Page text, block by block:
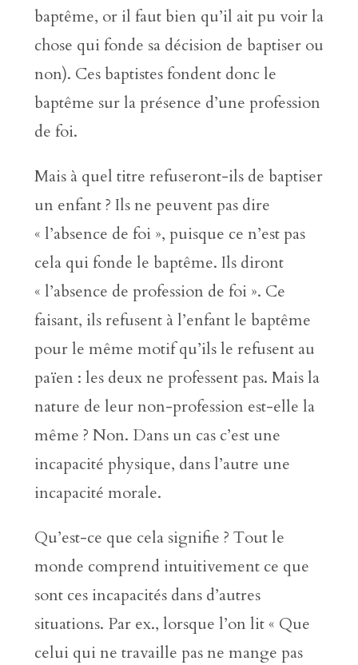
baptême, or il faut bien qu’il ait pu voir la
chose qui fonde sa décision de baptiser ou
non). Ces baptistes fondent donc le
baptême sur la présence d’une profession
de foi.
Mais à quel titre refuseront-ils de baptiser
un enfant ? Ils ne peuvent pas dire
« l’absence de foi », puisque ce n’est pas
cela qui fonde le baptême. Ils diront
« l’absence de profession de foi ». Ce
faisant, ils refusent à l’enfant le baptême
pour le même motif qu’ils le refusent au
païen : les deux ne professent pas. Mais la
nature de leur non-profession est-elle la
même ? Non. Dans un cas c’est une
incapacité physique, dans l’autre une
incapacité morale.
Qu’est-ce que cela signifie ? Tout le
monde comprend intuitivement ce que
sont ces incapacités dans d’autres
situations. Par ex., lorsque l’on lit « Que
celui qui ne travaille pas ne mange pas